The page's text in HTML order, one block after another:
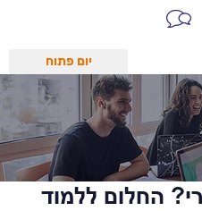
יום פתוח
החלום ללמוד